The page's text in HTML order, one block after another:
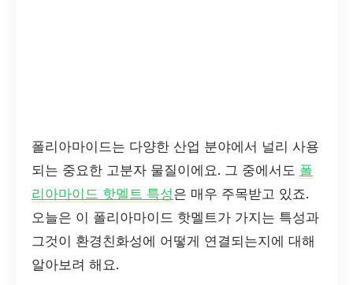
폴리아마이드는 다양한 산업 분야에서 널리 사용
되는 중요한 고분자 물질이에요. 그 중에서도 폴
리아마이드 핫멜트 특성은 매우 주목받고 있죠.
오늘은 이 폴리아마이드 핫멜트가 가지는 특성과
그것이 환경친화성에 어떻게 연결되는지에 대해
알아보려 해요.